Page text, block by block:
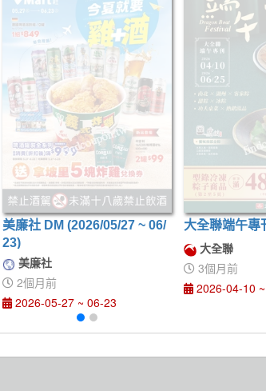
美廉社 DM (2026/05/27 ~ 06/
23)
美廉社
2個月前
2026-05-27 ~ 06-23
大全聯端午專
大全聯
3個月前
2026-04-10